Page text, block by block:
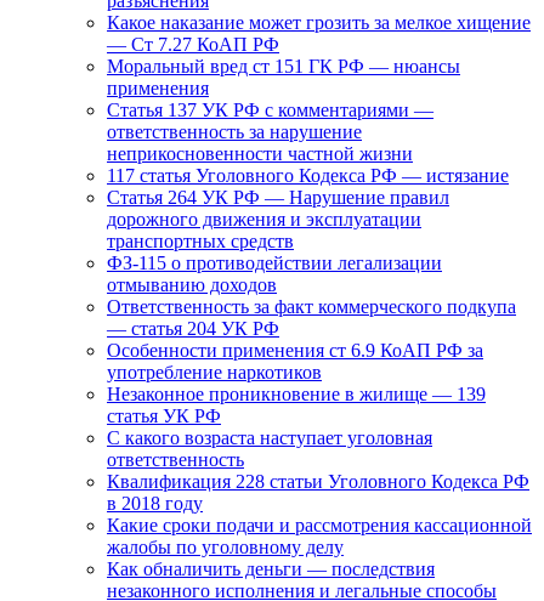
Какое наказание может грозить за мелкое хищение
— Ст 7.27 КоАП РФ
Моральный вред ст 151 ГК РФ — нюансы
применения
Статья 137 УК РФ с комментариями —
ответственность за нарушение
неприкосновенности частной жизни
117 статья Уголовного Кодекса РФ — истязание
Статья 264 УК РФ — Нарушение правил
дорожного движения и эксплуатации
транспортных средств
ФЗ-115 о противодействии легализации
отмыванию доходов
Ответственность за факт коммерческого подкупа
— статья 204 УК РФ
Особенности применения ст 6.9 КоАП РФ за
употребление наркотиков
Незаконное проникновение в жилище — 139
статья УК РФ
С какого возраста наступает уголовная
ответственность
Квалификация 228 статьи Уголовного Кодекса РФ
в 2018 году
Какие сроки подачи и рассмотрения кассационной
жалобы по уголовному делу
Как обналичить деньги — последствия
незаконного исполнения и легальные способы